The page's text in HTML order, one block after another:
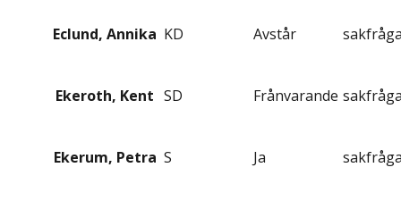
Eclund, Annika KD Avstår
Ekeroth, Kent SD Frånvarande
Ekerum, Petra S Ja